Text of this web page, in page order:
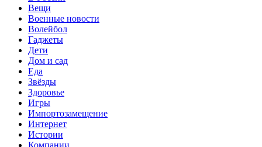
Вещи
Военные новости
Волейбол
Гаджеты
Дети
Дом и сад
Еда
Звёзды
Здоровье
Игры
Импортозамещение
Интернет
Истории
Компании